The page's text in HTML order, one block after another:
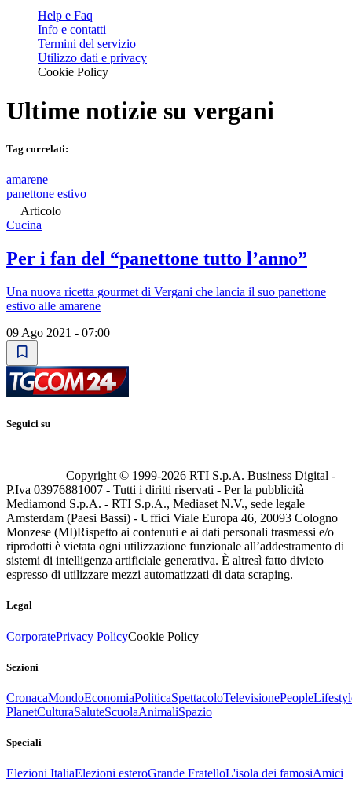
Help e Faq
Info e contatti
Termini del servizio
Utilizzo dati e privacy
Cookie Policy
Ultime notizie su vergani
Tag correlati:
amarene
panettone estivo
Articolo
Cucina
Per i fan del “panettone tutto l’anno”
Una nuova ricetta gourmet di Vergani che lancia il suo panettone
estivo alle amarene
09 Ago 2021 - 07:00
Seguici su
Copyright © 1999-2026 RTI S.p.A. Business Digital -
P.Iva 03976881007 - Tutti i diritti riservati - Per la pubblicità
Mediamond S.p.A. - RTI S.p.A., Mediaset N.V., sede legale
Amsterdam (Paesi Bassi) - Uffici Viale Europa 46, 20093 Cologno
Monzese (MI)Rispetto ai contenuti e ai dati personali trasmessi e/o
riprodotti è vietata ogni utilizzazione funzionale all’addestramento di
sistemi di intelligenza artificiale generativa. È altresì fatto divieto
espresso di utilizzare mezzi automatizzati di data scraping.
Legal
CorporatePrivacy PolicyCookie Policy
Sezioni
CronacaMondoEconomiaPoliticaSpettacoloTelevisionePeople
PlanetCulturaSaluteScuolaAnimaliSpazio
Speciali
Elezioni ItaliaElezioni esteroGrande FratelloL'isola dei famosiAmici